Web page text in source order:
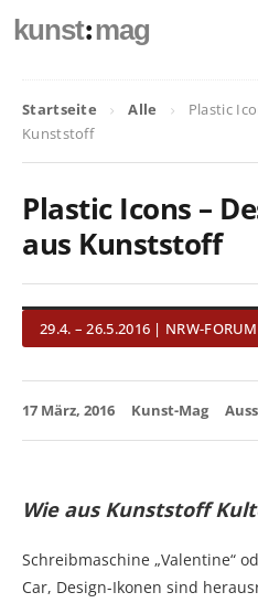
kunst:mag
Startseite Alle
Plastic
Kunststoff
Plastic Icons –
aus Kunststoff
29.4. – 26.5.2016 | NRW-
17 März, 2016 Kunst-Mag
Wie aus Kunststoff
Schreibmaschine „Valentine“
Car, Design-Ikonen sind